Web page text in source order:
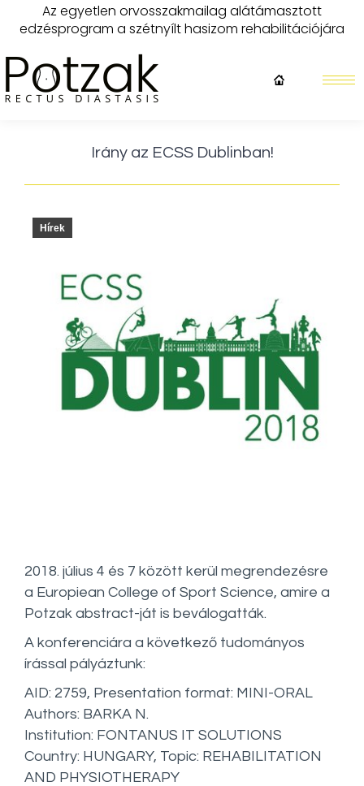
Az egyetlen orvosszakmailag alátámasztott
edzésprogram a szétnyílt hasizom rehabilitációjára
Irány az ECSS Dublinban!
Hírek
2018. július 4 és 7 között kerül megrendezésre
a Europiean College of Sport Science, amire a
Potzak abstract-ját is beválogatták.
A konferenciára a következő tudományos
írással pályáztunk:
AID: 2759, Presentation format: MINI-ORAL
Authors: BARKA N.
Institution: FONTANUS IT SOLUTIONS
Country: HUNGARY, Topic: REHABILITATION
AND PHYSIOTHERAPY